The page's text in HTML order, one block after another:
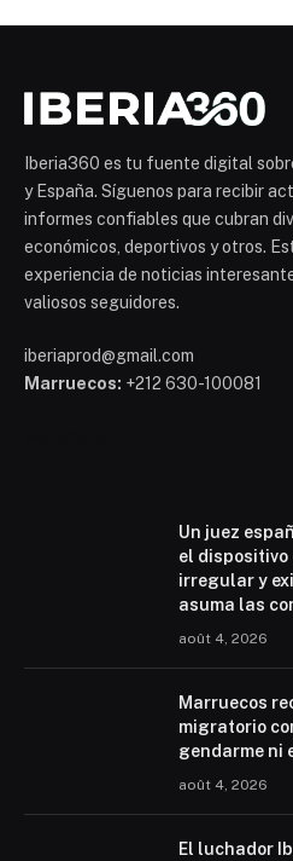
Iberia360 es tu fuente digital
y España. Síguenos para recibir
informes confiables que cubran
económicos, deportivos y otros.
experiencia de noticias
valiosos seguidores.
iberiaprod@gmail.com
Marruecos: +212 630-100081
Un juez
el
irregular y
asuma las
août 4, 2026
Marruecos
migratorio
gendarme ni
août 4, 2026
El luchador